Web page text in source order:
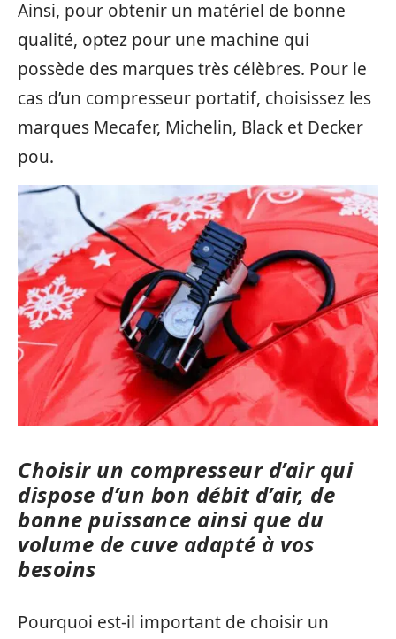
Ainsi, pour obtenir un matériel de bonne
qualité, optez pour une machine qui
possède des marques très célèbres. Pour le
cas d’un compresseur portatif, choisissez les
marques Mecafer, Michelin, Black et Decker
pou.
Choisir un compresseur d’air qui
dispose d’un bon débit d’air, de
bonne puissance ainsi que du
volume de cuve adapté à vos
besoins
Pourquoi est-il important de choisir un